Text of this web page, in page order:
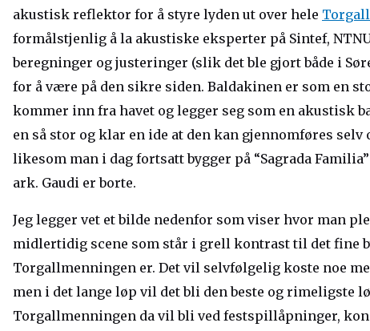
akustisk reflektor for å styre lyden ut over hele
formålstjenlig å la akustiske eksperter på Sintef,
beregninger og justeringer (slik det ble gjort både i
for å være på den sikre siden. Baldakinen er som en
kommer inn fra havet og legger seg som en akustisk
en så stor og klar en ide at den kan gjennomføres selv
likesom man i dag fortsatt bygger på “Sagrada
ark. Gaudi er borte.
Jeg legger vet et bilde nedenfor som viser hvor man
midlertidig scene som står i grell kontrast til det fine
Torgallmenningen er. Det vil selvfølgelig koste noe
men i det lange løp vil det bli den beste og rimeligste
Torgallmenningen da vil bli ved festspillåpninger,